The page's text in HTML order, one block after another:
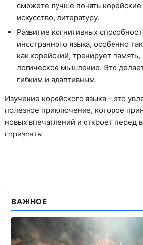
сможете лучше понять
искусство, литературу.
Развитие когнитивных
иностранного языка, особенно
как корейский, тренирует
логическое мышление. Это
гибким и адаптивным.
Изучение корейского языка – это
полезное приключение, которое
новых впечатлений и откроет перед
горизонты.
ВАЖНОЕ